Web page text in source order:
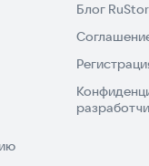
Блог